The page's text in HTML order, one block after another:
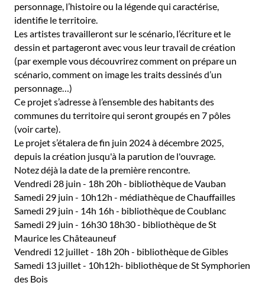
personnage, l’histoire ou la légende qui caractérise,
identifie le territoire.
Les artistes travailleront sur le scénario, l’écriture et le
dessin et partageront avec vous leur travail de création
(par exemple vous découvrirez comment on prépare un
scénario, comment on image les traits dessinés d’un
personnage…)
Ce projet s’adresse à l’ensemble des habitants des
communes du territoire qui seront groupés en 7 pôles
(voir carte).
Le projet s’étalera de fin juin 2024 à décembre 2025,
depuis la création jusqu'à la parution de l'ouvrage.
Notez déjà la date de la première rencontre.
Vendredi 28 juin - 18h 20h - bibliothèque de Vauban
Samedi 29 juin - 10h12h - médiathèque de Chauffailles
Samedi 29 juin - 14h 16h - bibliothèque de Coublanc
Samedi 29 juin - 16h30 18h30 - bibliothèque de St
Maurice les Châteauneuf
Vendredi 12 juillet - 18h 20h - bibliothèque de Gibles
Samedi 13 juillet - 10h12h- bibliothèque de St Symphorien
des Bois